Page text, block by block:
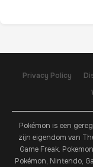
Privacy Policy
Pokémon is een
zijn eigendom van
Game Freak.
Pokémon, Nintendo,